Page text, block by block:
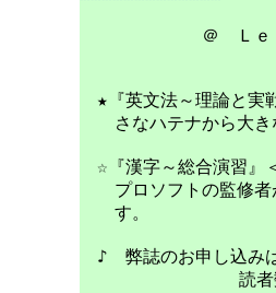
＠　Ｌｅｔ’ｓ　
★『英文法～理論と実
さなハテナから大き
☆『漢字～総合演習』
プロソフトの監修者
す。
♪　弊誌のお申し込み
読者数総計、約